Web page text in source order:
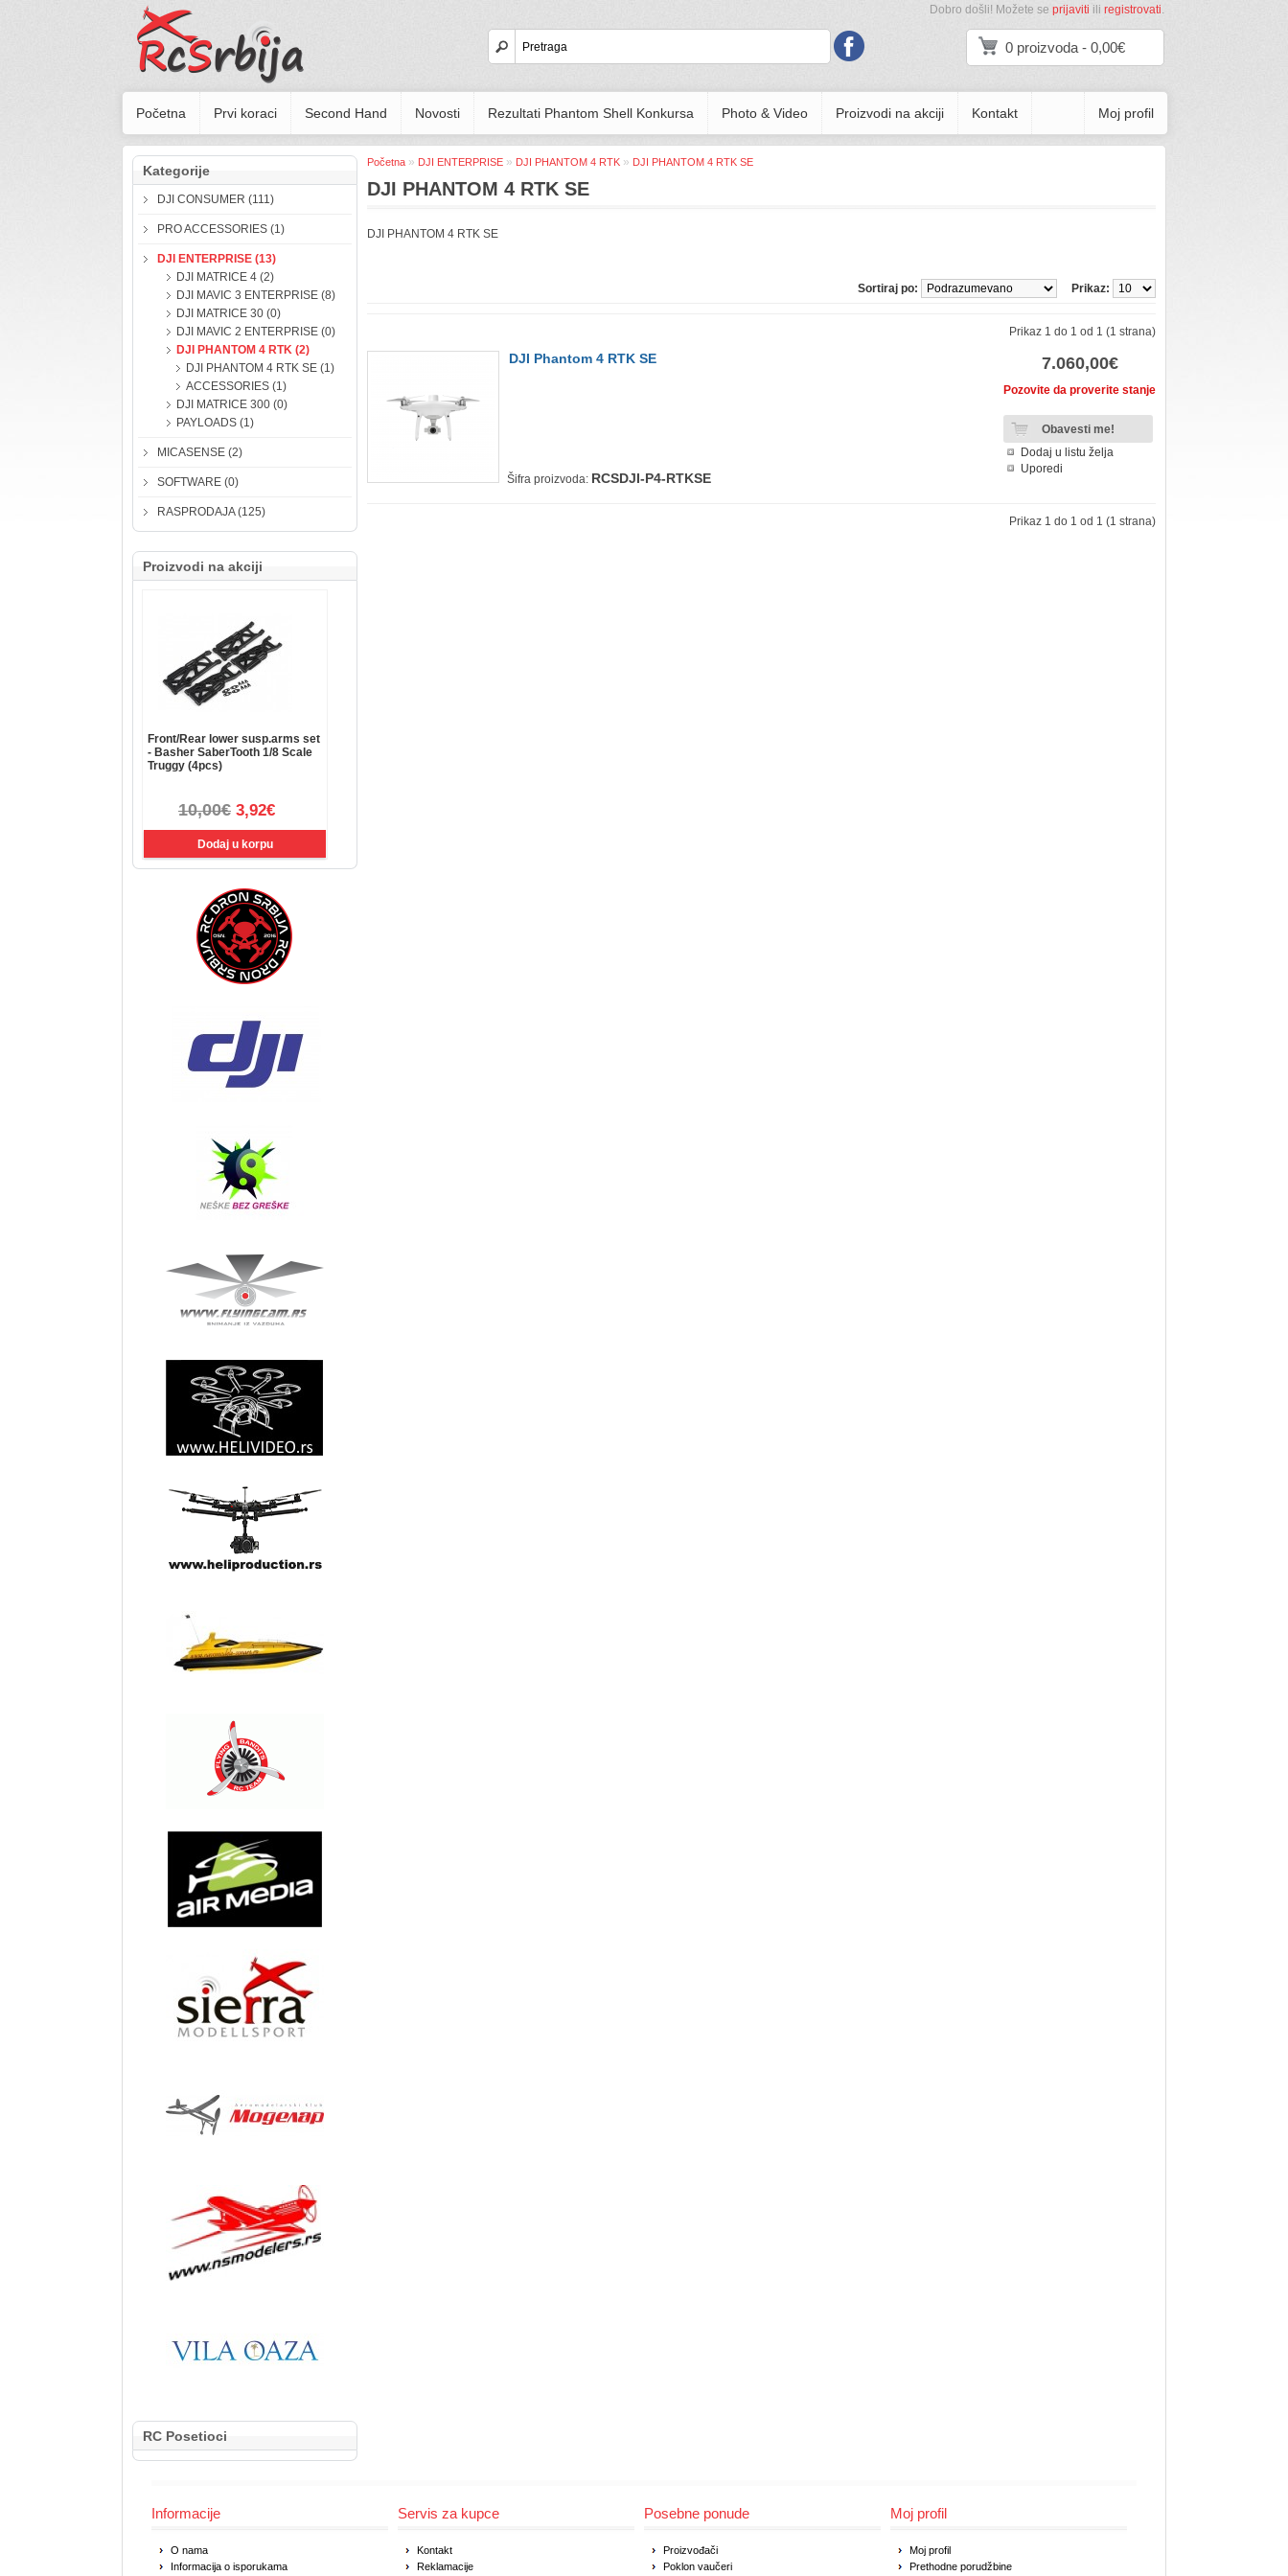
0 proizvoda - 0,00€
Dobro došli! Možete se prijaviti ili registrovati.
Početna Prvi koraci Second Hand Novosti Rezultati Phantom Shell Konkursa Photo & Video Proizvodi na akciji Kontakt Moj profil
Kategorije
DJI CONSUMER (111)
PRO ACCESSORIES (1)
DJI ENTERPRISE (13)
DJI MATRICE 4 (2)
DJI MAVIC 3 ENTERPRISE (8)
DJI MATRICE 30 (0)
DJI MAVIC 2 ENTERPRISE (0)
DJI PHANTOM 4 RTK (2)
DJI PHANTOM 4 RTK SE (1)
ACCESSORIES (1)
DJI MATRICE 300 (0)
PAYLOADS (1)
MICASENSE (2)
SOFTWARE (0)
RASPRODAJA (125)
Proizvodi na akciji
Front/Rear lower susp.arms set
- Basher SaberTooth 1/8 Scale
Truggy (4pcs)
10,00€ 3,92€
RC Posetioci
Početna » DJI ENTERPRISE » DJI PHANTOM 4 RTK » DJI PHANTOM 4 RTK SE
DJI PHANTOM 4 RTK SE
DJI PHANTOM 4 RTK SE
Prikaz:
Sortiraj po:
Prikaz 1 do 1 od 1 (1 strana)
7.060,00€
Pozovite da proverite stanje
Dodaj u listu želja
Uporedi
DJI Phantom 4 RTK SE
Šifra proizvoda: RCSDJI-P4-RTKSE
Prikaz 1 do 1 od 1 (1 strana)
Informacije
O nama
Informacija o isporukama
Servis za kupce
Kontakt
Reklamacije
Posebne ponude
Proizvođači
Poklon vaučeri
Moj profil
Moj profil
Prethodne porudžbine